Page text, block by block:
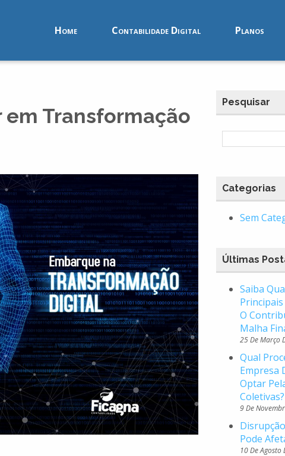
Home Contabilidade Digital Planos
Transformação
Pesquisar
Categorias
Sem
Últimas
Saiba
O
Malha
25 De Março
Qual
Empresa
Optar
Coletivas?
9 De
Pode
10 De Agosto